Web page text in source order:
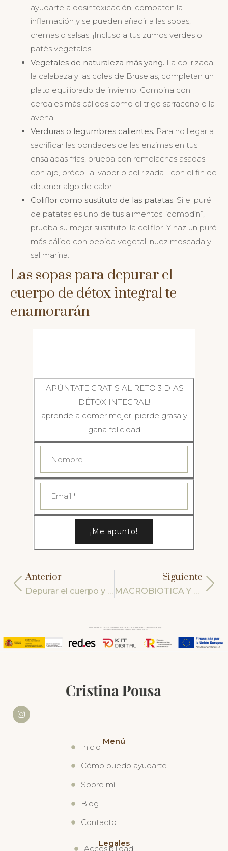
ayudarte a desintoxicación, combaten la
inflamación y se pueden añadir a las sopas,
cremas o salsas. ¡Incluso a tus zumos verdes o
patés vegetales!
Vegetales de naturaleza más yang. La col rizada,
la calabaza y las coles de Bruselas, completan un
plato equilibrado de invierno. Combina con
cereales más cálidos como el trigo sarraceno o la
avena.
Verduras o legumbres calientes. Para no llegar a
sacrificar las bondades de las enzimas en tus
ensaladas frías, prueba con remolachas asadas
con ajo, brócoli al vapor o col rizada… con el fin de
obtener algo de calor.
Coliflor como sustituto de las patatas. Si el puré
de patatas es uno de tus alimentos “comodín”,
prueba su mejor sustituto: la coliflor. Y haz un puré
más cálido con bebida vegetal, nuez moscada y
sal marina.
Las sopas para depurar el
cuerpo de détox integral te
enamorarán
¡APÚNTATE GRATIS AL RETO 3 DIAS
DÉTOX INTEGRAL!
aprende a comer mejor, pierde grasa y
gana felicidad
¡Me apunto!
Anterior
Depurar el cuerpo y 5 alimentos que debes evitar
Siguiente
MACROBIOTICA Y ALIMENTACION NATURAL Y ENERGETICA
Menú
Inicio
Cómo puedo ayudarte
Sobre mí
Blog
Contacto
Legales
Accesibilidad